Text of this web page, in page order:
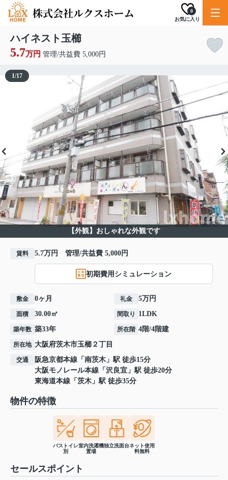
お気に入り
0
ハイネスト玉櫛
5.7万円 管理/共益費 5,000円
【外観】おしゃれな外観です
1/17
賃料 5.7万円 管理/共益費 5,000円
初期費用シミュレーション
敷金 0ヶ月 礼金 5万円
面積 30.00㎡ 間取り 1LDK
築年数 築33年 所在階 4階/4階建
所在地 大阪府茨木市玉櫛 ２丁目
交通 阪急京都本線 「 南茨木 」駅 徒歩15分
大阪モノレール本線 「 沢良宜 」駅 徒歩20分
東海道本線 「 茨木 」駅 徒歩35分
物件の特徴
バストイレ
別
室内洗濯機
置場
独立洗面台ネット使用
料無料
セールスポイント